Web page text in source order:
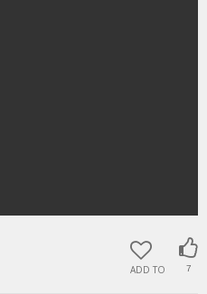
ADD TO 7